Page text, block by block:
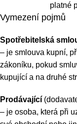
platné
Vymezení pojmů
Spotřebitelská
– je smlouva kupní,
zákoníku, pokud
kupující a na druhé
Prodávající
– je osoba, která při